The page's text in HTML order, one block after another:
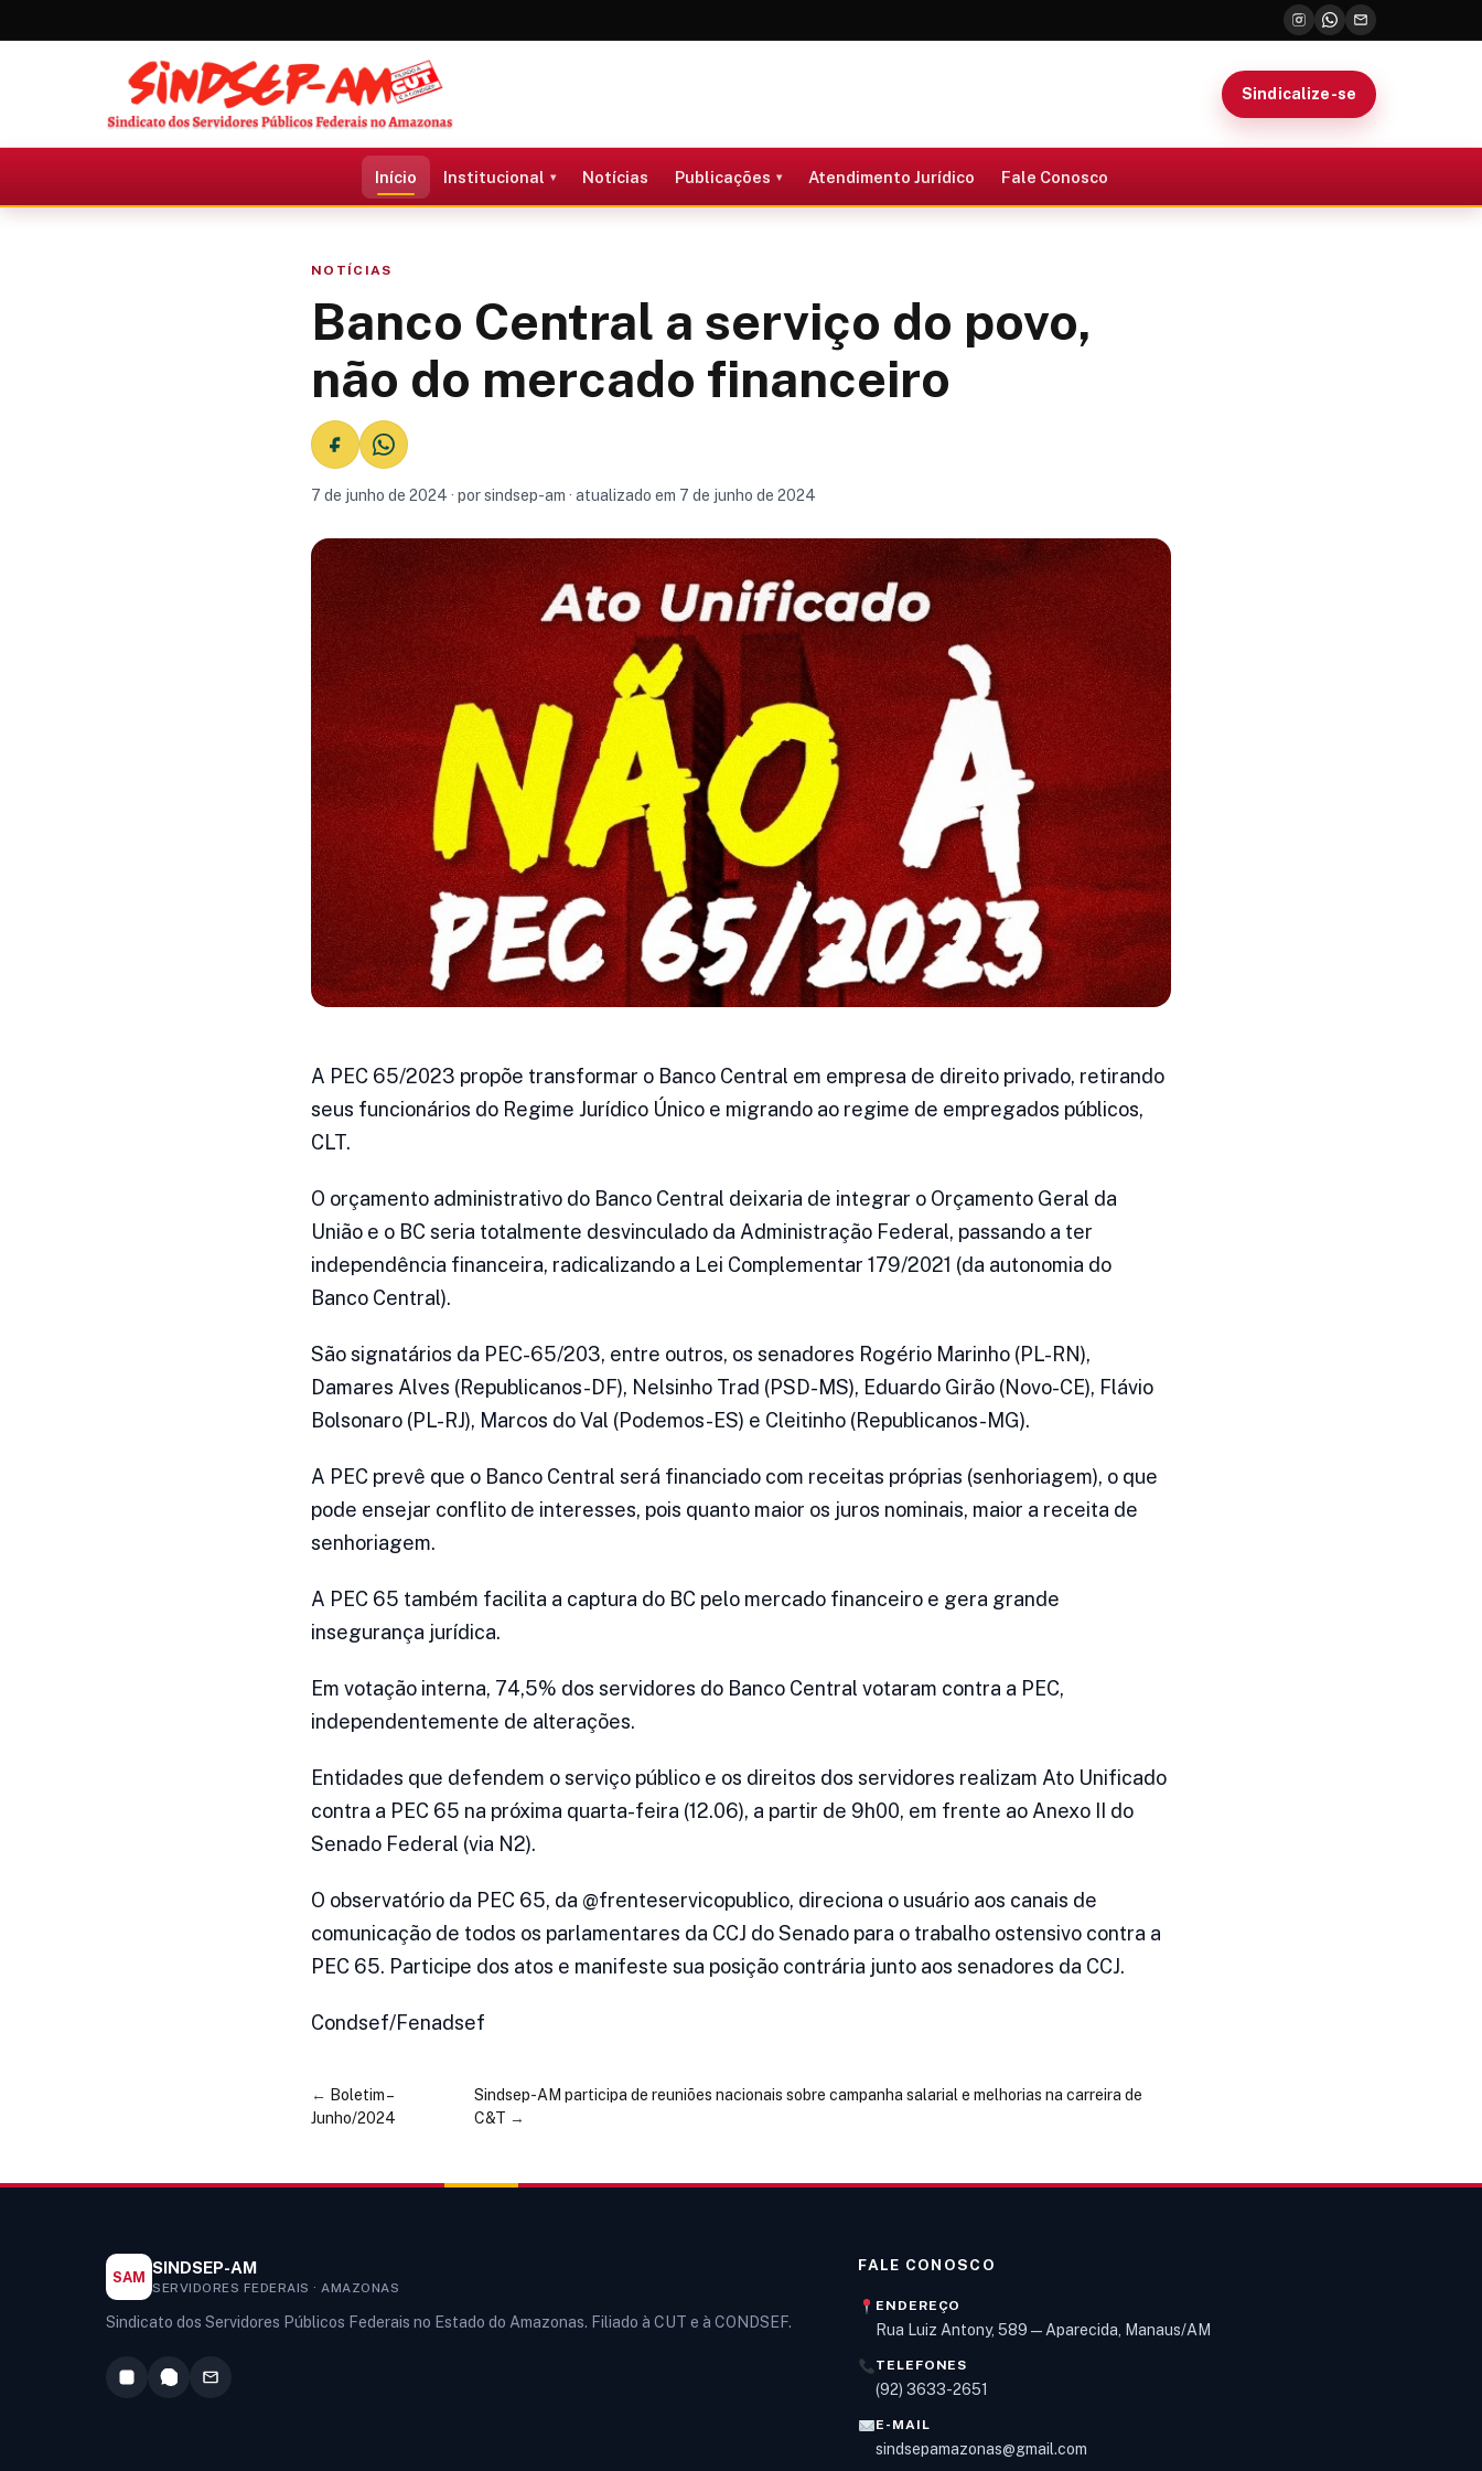
Sindicalize-se
Início Institucional Notícias Publicações Atendimento Jurídico Fale Conosco
NOTÍCIAS
Banco Central a serviço do povo,
não do mercado financeiro
7 de junho de 2024 · por sindsep-am · atualizado em 7 de junho de 2024
A PEC 65/2023 propõe transformar o Banco Central em empresa de direito privado, retirando
seus funcionários do Regime Jurídico Único e migrando ao regime de empregados públicos,
CLT.
O orçamento administrativo do Banco Central deixaria de integrar o Orçamento Geral da
União e o BC seria totalmente desvinculado da Administração Federal, passando a ter
independência financeira, radicalizando a Lei Complementar 179/2021 (da autonomia do
Banco Central).
São signatários da PEC-65/203, entre outros, os senadores Rogério Marinho (PL-RN),
Damares Alves (Republicanos-DF), Nelsinho Trad (PSD-MS), Eduardo Girão (Novo-CE), Flávio
Bolsonaro (PL-RJ), Marcos do Val (Podemos-ES) e Cleitinho (Republicanos-MG).
A PEC prevê que o Banco Central será financiado com receitas próprias (senhoriagem), o que
pode ensejar conflito de interesses, pois quanto maior os juros nominais, maior a receita de
senhoriagem.
A PEC 65 também facilita a captura do BC pelo mercado financeiro e gera grande
insegurança jurídica.
Em votação interna, 74,5% dos servidores do Banco Central votaram contra a PEC,
independentemente de alterações.
Entidades que defendem o serviço público e os direitos dos servidores realizam Ato Unificado
contra a PEC 65 na próxima quarta-feira (12.06), a partir de 9h00, em frente ao Anexo II do
Senado Federal (via N2).
O observatório da PEC 65, da @frenteservicopublico, direciona o usuário aos canais de
comunicação de todos os parlamentares da CCJ do Senado para o trabalho ostensivo contra a
PEC 65. Participe dos atos e manifeste sua posição contrária junto aos senadores da CCJ.
Condsef/Fenadsef
← Boletim –
Junho/2024
Sindsep-AM participa de reuniões nacionais sobre campanha salarial e melhorias na carreira de
C&T →
SAM SINDSEP-AM
SERVIDORES FEDERAIS · AMAZONAS
Sindicato dos Servidores Públicos Federais no Estado do Amazonas. Filiado à CUT e à CONDSEF.
FALE CONOSCO
ENDEREÇO
Rua Luiz Antony, 589 — Aparecida, Manaus/AM
TELEFONES
(92) 3633-2651
E-MAIL
sindsepamazonas@gmail.com